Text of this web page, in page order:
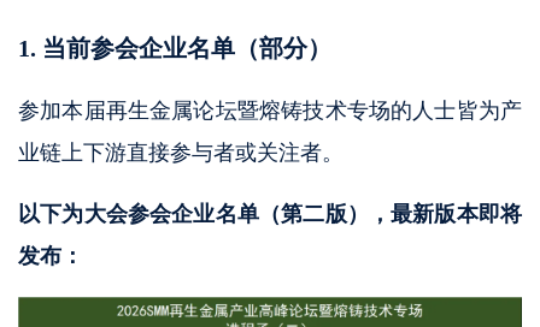
1. 当前参会企业名单（部分）
参加本届再生金属论坛暨熔铸技术专场的人士皆为产
业链上下游直接参与者或关注者。
以下为大会参会企业名单（第二版），最新版本即将
发布：